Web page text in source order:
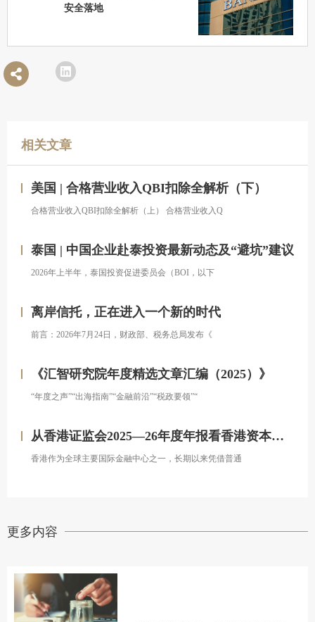
安全落地
相关文章
美国 | 合格营业收入QBI扣除全解析（下）
合格营业收入QBI扣除全解析（上） 合格营业收入Q
泰国 | 中国企业赴泰投资最新动态及“避坑”建议
2026年上半年，泰国投资促进委员会（BOI，以下
离岸信托，正在进入一个新的时代
前言：2026年7月24日，财政部、税务总局发布《
《汇智研究院年度精选文章汇编（2025）》
“年度之声”“出海指南”“金融前沿”“税政要领”“
从香港证监会2025—26年度年报看香港资本市场发展的新方向
香港作为全球主要国际金融中心之一，长期以来凭借普通
更多内容